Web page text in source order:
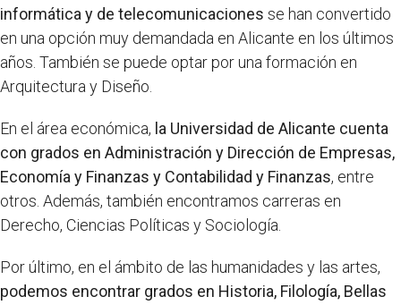
informática y de telecomunicaciones se han convertido
en una opción muy demandada en Alicante en los últimos
años. También se puede optar por una formación en
Arquitectura y Diseño.
En el área económica, la Universidad de Alicante cuenta
con grados en Administración y Dirección de Empresas,
Economía y Finanzas y Contabilidad y Finanzas, entre
otros. Además, también encontramos carreras en
Derecho, Ciencias Políticas y Sociología.
Por último, en el ámbito de las humanidades y las artes,
podemos encontrar grados en Historia, Filología, Bellas